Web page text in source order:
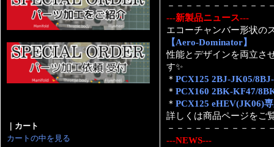
｜カート
カートの中を見る
－－－－－－－－－－－
---新製品ニュース---
エコーチャンバー形状の
【Aero-Dominator】
性能とデザインを両立さ
す✨
＊ PCX125 2BJ-JK05/
＊ PCX160 2BK-KF47/
＊ PCX125 eHEV(JK06)
詳しくは商品ページをご
－－－－－－－－－－－
---NEWS---